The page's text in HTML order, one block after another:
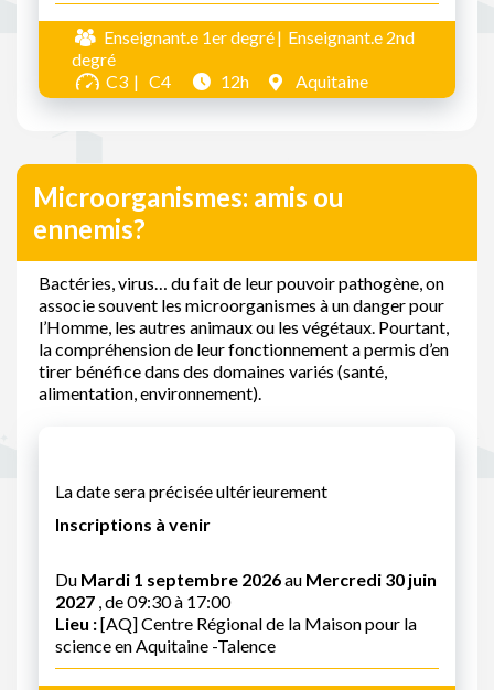
Enseignant.e 1er degré
Enseignant.e 2nd
degré
C3
C4 12h Aquitaine
Microorganismes: amis ou
ennemis?
Bactéries, virus… du fait de leur pouvoir pathogène, on
associe souvent les microorganismes à un danger pour
l’Homme, les autres animaux ou les végétaux. Pourtant,
la compréhension de leur fonctionnement a permis d’en
tirer bénéfice dans des domaines variés (santé,
alimentation, environnement).
La date sera précisée ultérieurement
Inscriptions à venir
Du Mardi 1 septembre 2026au Mercredi 30 juin
2027 , de 09:30 à 17:00
Lieu :[AQ] Centre Régional de la Maison pour la
science en Aquitaine -Talence